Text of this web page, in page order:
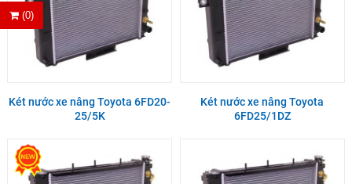
(0)
Két nước xe nâng Toyota 6FD20-
25/5K
Két nước xe nâng Toyota
6FD25/1DZ